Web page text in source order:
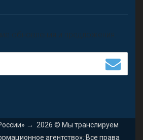
обновления и предложения.
→ 2026 © Мы транслируем
агентство». Все права